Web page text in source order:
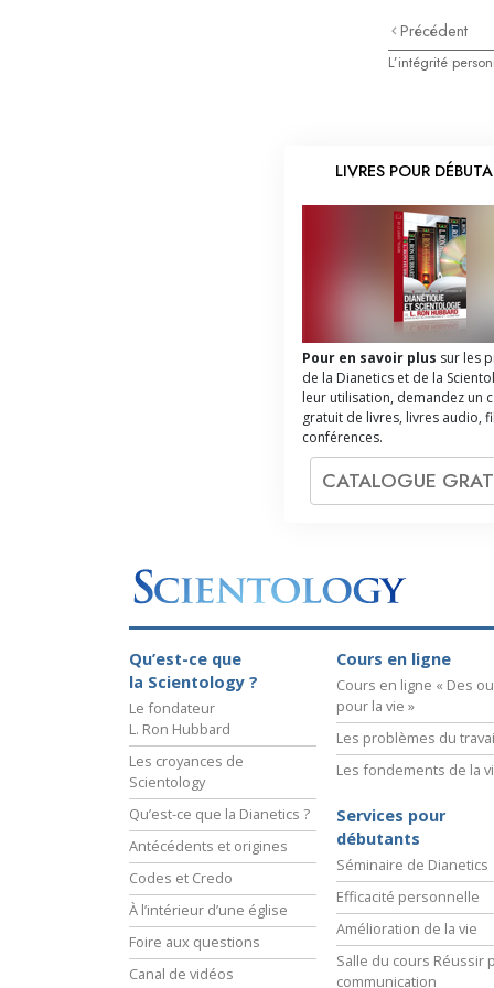
Précédent
L’intégrité
LIVRES POUR
Pour en savoir plus sur les
de la Dianetics et de la
leur utilisation, demandez un
gratuit de livres, livres audio,
conférences.
CATALOGUE
Qu’est-ce que
la Scientology ?
Le fondateur
L. Ron Hubbard
Les croyances de
Scientology
Qu’est-ce que la Dianetics ?
Antécédents et origines
Codes et Credo
À l’intérieur d’une église
Foire aux questions
Canal de vidéos
Cours en ligne
Cours en ligne « Des
pour la vie »
Les problèmes du
Les fondements de la
Services pour
débutants
Séminaire de Dianetics
Efficacité personnelle
Amélioration de la vie
Salle du cours Réussir
communication